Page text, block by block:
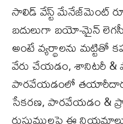
సాలిడ్ వేస్ట్ మేనేజ్‌మెంట్
బదులుగా బయో-మైన్ లెగసీ
అంటే వ్యర్థాలను మట్టితో
వేరు చేయడం, శానిటరీ &
పారవేయడంలో తయారీదారు
సేకరణ, పారవేయడం &